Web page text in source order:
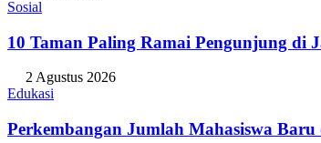
Sosial
10 Taman Paling Ramai Pengunjung di
2 Agustus 2026
Edukasi
Perkembangan Jumlah Mahasiswa Baru